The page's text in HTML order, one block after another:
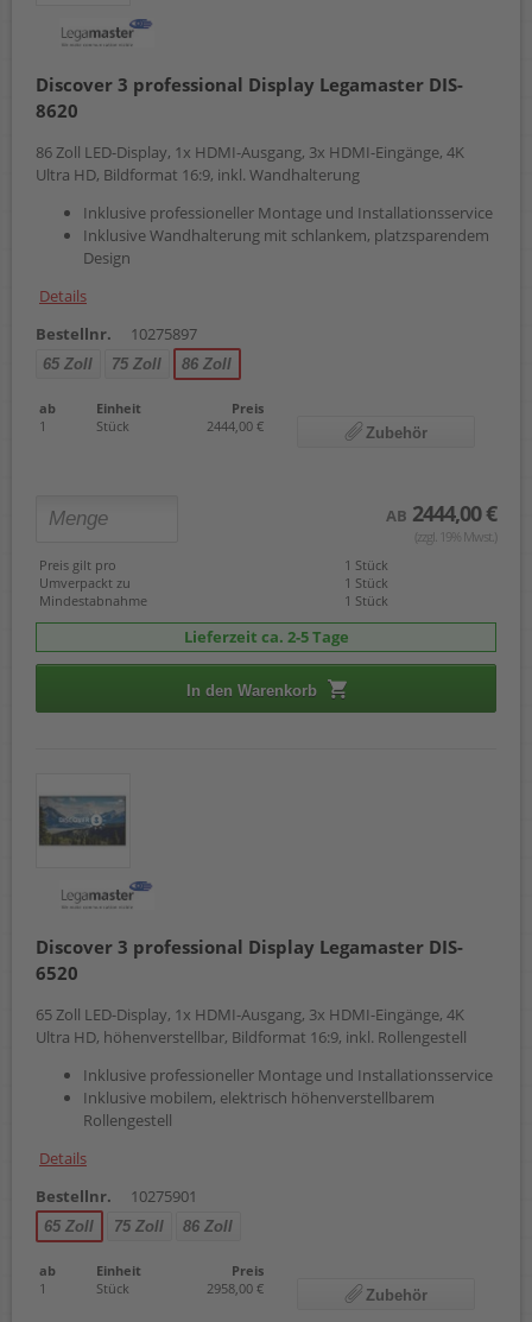
Discover 3 professional Display Legamaster DIS-
8620
86 Zoll LED-Display, 1x HDMI-Ausgang, 3x HDMI-Eingänge, 4K
Ultra HD, Bildformat 16:9, inkl. Wandhalterung
Inklusive professioneller Montage und Installationsservice
Inklusive Wandhalterung mit schlankem, platzsparendem
Design
Details
Bestellnr.
10275897
65 Zoll 75 Zoll 86 Zoll
ab Einheit
Preis
1
Stück 2444,00 € Zubehör
AB 2444,00 €
(zzgl. 19% Mwst.)
Preis gilt pro
1 Stück
Umverpackt zu
1 Stück
Mindestabnahme
1 Stück
Lieferzeit ca. 2-5 Tage
In den Warenkorb
Discover 3 professional Display Legamaster DIS-
6520
65 Zoll LED-Display, 1x HDMI-Ausgang, 3x HDMI-Eingänge, 4K
Ultra HD, höhenverstellbar, Bildformat 16:9, inkl. Rollengestell
Inklusive professioneller Montage und Installationsservice
Inklusive mobilem, elektrisch höhenverstellbarem
Rollengestell
Details
Bestellnr.
10275901
65 Zoll 75 Zoll 86 Zoll
ab Einheit
Preis
1
Stück 2958,00 € Zubehör